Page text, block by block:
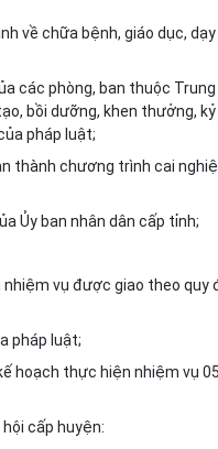
về chữa bệnh, giáo dục, dạy
các phòng, ban thuộc Trung
bồi dưỡng, khen thưởng, kỷ
pháp luật;
thành chương trình cai
Ủy ban nhân dân cấp tỉnh;
vụ được giao theo quy
pháp luật;
hoạch thực hiện nhiệm vụ 05
cấp huyện: